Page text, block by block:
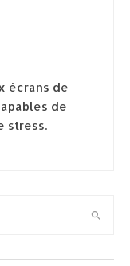
écrans de
de
stress.